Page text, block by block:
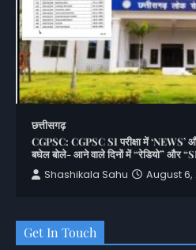
छत्तीसगढ़
CGPSC: CGPSC SI परीक्षा में
बघेल बोले- आने वाले दिनों में “रेडियो” और
Shashikala Sahu
August 6,
Get In Touch